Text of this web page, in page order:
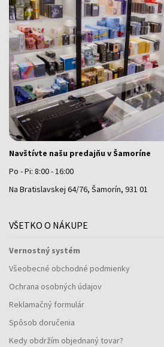
Navštívte našu predajňu v Šamoríne
Po - Pi: 8:00 - 16:00
Na Bratislavskej 64/76, Šamorín, 931 01
VŠETKO O NÁKUPE
Vernostný systém
Všeobecné obchodné podmienky
Ochrana osobných údajov
Reklamačný formulár
Spôsob doručenia
Kedy obdržím objednaný tovar?